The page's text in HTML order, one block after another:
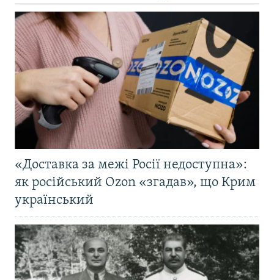
«Доставка за межі Росії недоступна»:
як російський Ozon «згадав», що Крим
український